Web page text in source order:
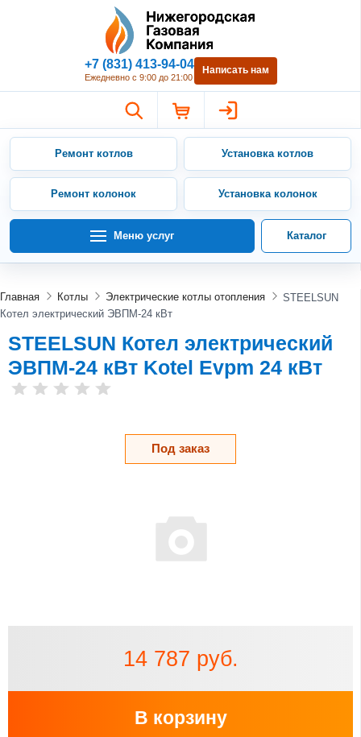
Нижегородская Газовая
+7 (831) 413-94-04
Ежедневно с 9:00 до 21:00
Написать нам
Ремонт котлов Установка котлов
Ремонт колонок Установка колонок
Меню услуг Каталог
Главная Котлы Электрические котлы отопления
STEELSUN
Котел электрический ЭВПМ-24 кВт
STEELSUN Котел электрический
ЭВПМ-24 кВт Kotel Evpm 24 кВт
Под заказ
14 787 руб.
В корзину